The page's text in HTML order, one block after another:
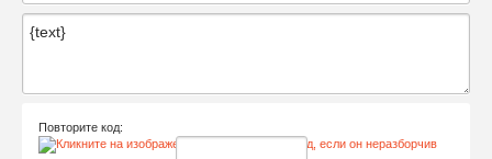
Повторите код: